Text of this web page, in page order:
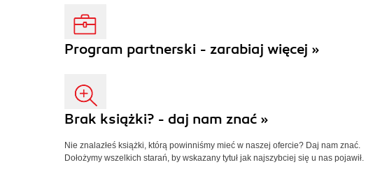
Program partnerski - zarabiaj więcej »
Brak książki? - daj nam znać »
Nie znalazłeś książki, którą powinniśmy mieć w naszej ofercie? Daj nam znać.
Dołożymy wszelkich starań, by wskazany tytuł jak najszybciej się u nas pojawił.